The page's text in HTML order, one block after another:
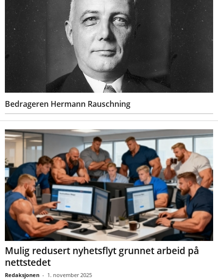
Bedrageren Hermann Rauschning
Mulig redusert nyhetsflyt grunnet arbeid på
nettstedet
Redaksjonen - 1. november 2025